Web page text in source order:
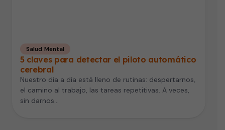
Salud Mental
5 claves para detectar el piloto automático
cerebral
Nuestro día a día está lleno de rutinas: despertarnos,
el camino al trabajo, las tareas repetitivas. A veces,
sin darnos…